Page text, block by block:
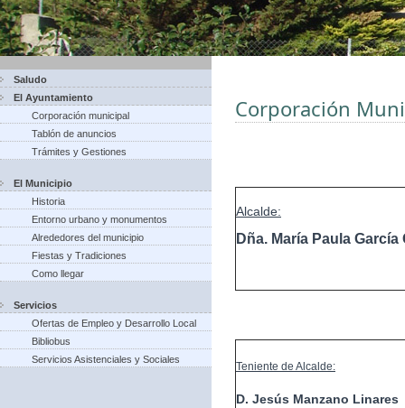
Saludo
El Ayuntamiento
Corporación municipal
Tablón de anuncios
Trámites y Gestiones
El Municipio
Historia
Entorno urbano y monumentos
Alrededores del municipio
Fiestas y Tradiciones
Como llegar
Servicios
Ofertas de Empleo y Desarrollo Local
Bibliobus
Servicios Asistenciales y Sociales
Corporación
Alcalde:
Dña. María Paula
Teniente de Alcalde:
D. Jesús Manzano Linares